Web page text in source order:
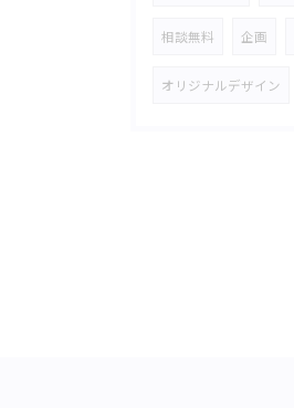
相談無料 企画
オリジナルデザイン